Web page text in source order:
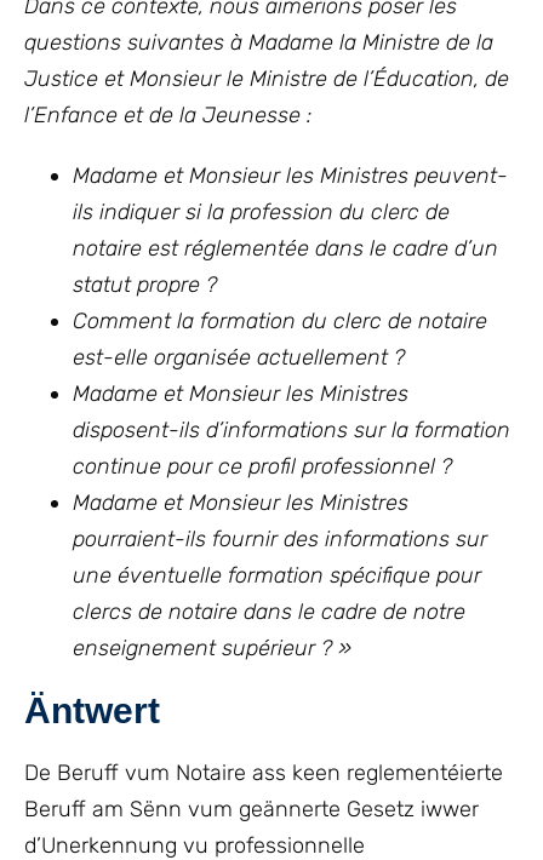
Dans ce contexte, nous aimerions poser les
questions suivantes à Madame la Ministre de la
Justice et Monsieur le Ministre de l’Éducation, de
l’Enfance et de la Jeunesse :
Madame et Monsieur les Ministres peuvent-
ils indiquer si la profession du clerc de
notaire est réglementée dans le cadre d’un
statut propre ?
Comment la formation du clerc de notaire
est-elle organisée actuellement ?
Madame et Monsieur les Ministres
disposent-ils d’informations sur la formation
continue pour ce profil professionnel ?
Madame et Monsieur les Ministres
pourraient-ils fournir des informations sur
une éventuelle formation spécifique pour
clercs de notaire dans le cadre de notre
enseignement supérieur ? »
Äntwert
De Beruff vum Notaire ass keen reglementéierte
Beruff am Sënn vum geännerte Gesetz iwwer
d’Unerkennung vu professionnelle